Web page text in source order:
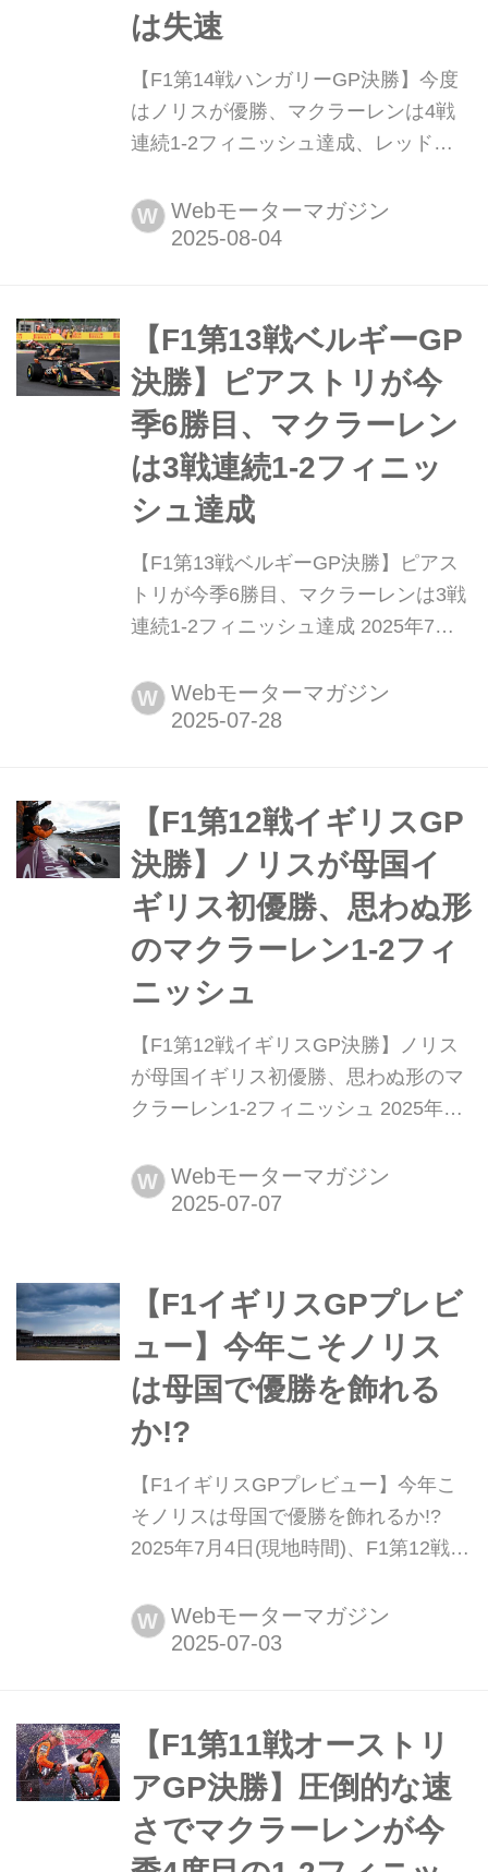
は失速
【F1第14戦ハンガリーGP決勝】今度
はノリスが優勝、マクラーレンは4戦
連続1-2フィニッシュ達成、レッドブ
F1第14戦ハンガリーGPが首都ブタペ
スト近郊のハンガロリンクで開催さ
ー・ピアストリが入り、マクラーレン
は4戦連続の1-2フィニッシュを達成。
3位にはメルセデスのジョージ・ラッ
セ...
W Webモーターマガジン
【F1第13戦ベルギーGP
決勝】ピアストリが今
季6勝目、マクラーレン
は3戦連続1-2フィニッ
シュ達成
【F1第13戦ベルギーGP決勝】ピアス
トリが今季6勝目、マクラーレンは3戦
連続1-2フィニッシュ達成 2025年7月
ベルギーGPがスパ・フランコルシャ
ン・サーキットで開催され、悪天候の
スカー・ピアストリが優勝。2位には
チームメイトのランド・ノリスが入
り、マクラーレンは3...
W Webモーターマガジン
【F1第12戦イギリスGP
決勝】ノリスが母国イ
ギリス初優勝、思わぬ形
のマクラーレン1-2フィ
ニッシュ
【F1第12戦イギリスGP決勝】ノリス
が母国イギリス初優勝、思わぬ形のマ
クラーレン1-2フィニッシュ 2025年7
戦イギリスGPがシルバーストン・サ
ーキットで開催され、マクラーレンの
り、マクラーレンは2戦連続今季5度目
の1-2フィニッシュを達成。3位にはキ
ックザウバーのニ...
W Webモーターマガジン
【F1イギリスGPプレビ
ュー】今年こそノリス
は母国で優勝を飾れる
か!?
【F1イギリスGPプレビュー】今年こ
そノリスは母国で優勝を飾れるか!?
2025年7月4日(現地時間)、F1第12戦イ
シルバーストン・サーキットで開幕す
る。ここまでマクラーレンが8勝(うち
リスGPは今年も通常のレースフォー
マットで行われ、7月...
W Webモーターマガジン
【F1第11戦オーストリ
アGP決勝】圧倒的な速
さでマクラーレンが今